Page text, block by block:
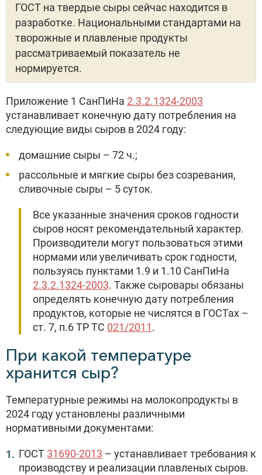
ГОСТ на твердые сыры сейчас находится в
разработке. Национальными стандартами на
творожные и плавленые продукты
рассматриваемый показатель не
нормируется.
Приложение 1 СанПиНа 2.3.2.1324-2003
устанавливает конечную дату потребления на
следующие виды сыров в 2024 году:
домашние сыры – 72 ч.;
рассольные и мягкие сыры без созревания,
сливочные сыры – 5 суток.
Все указанные значения сроков годности
сыров носят рекомендательный характер.
Производители могут пользоваться этими
нормами или увеличивать срок годности,
пользуясь пунктами 1.9 и 1.10 СанПиНа
2.3.2.1324-2003. Также сыровары обязаны
определять конечную дату потребления
продуктов, которые не числятся в ГОСТах –
ст. 7, п.6 ТР ТС 021/2011.
При какой температуре
хранится сыр?
Температурные режимы на молокопродукты в
2024 году установлены различными
нормативными документами:
ГОСТ 31690-2013 – устанавливает требования к
производству и реализации плавленых сыров.